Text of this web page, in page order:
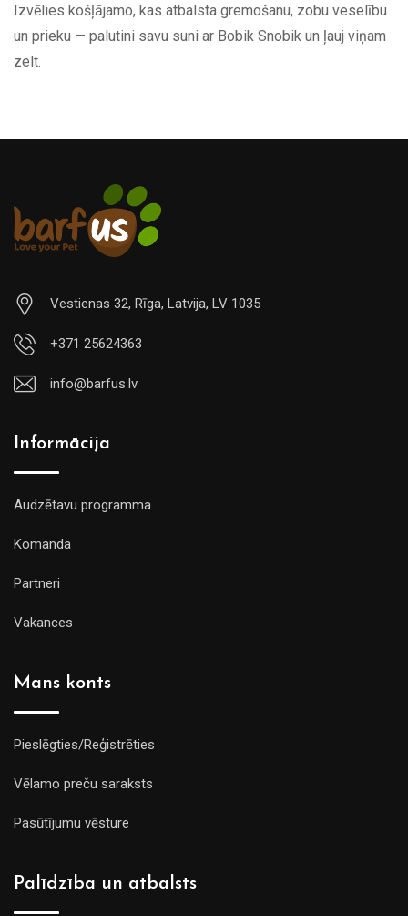
Izvēlies košļājamo, kas atbalsta gremošanu, zobu veselību
un prieku — palutini savu suni ar Bobik Snobik un ļauj viņam
zelt.
Vestienas 32, Rīga, Latvija, LV 1035
+371 25624363
info@barfus.lv
Informācija
Audzētavu programma
Komanda
Partneri
Vakances
Mans konts
Pieslēgties/Reģistrēties
Vēlamo preču saraksts
Pasūtījumu vēsture
Palīdzība un atbalsts